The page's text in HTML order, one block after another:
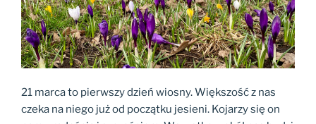
21 marca to pierwszy dzień wiosny. Większość z nas
czeka na niego już od początku jesieni. Kojarzy się on